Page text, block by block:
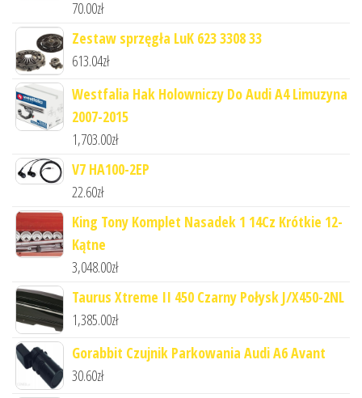
70.00zł
Zestaw sprzęgła LuK 623 3308 33
613.04zł
Westfalia Hak Holowniczy Do Audi A4 Limuzyna
2007-2015
1,703.00zł
V7 HA100-2EP
22.60zł
King Tony Komplet Nasadek 1 14Cz Krótkie 12-
Kątne
3,048.00zł
Taurus Xtreme II 450 Czarny Połysk J/X450-2NL
1,385.00zł
Gorabbit Czujnik Parkowania Audi A6 Avant
30.60zł